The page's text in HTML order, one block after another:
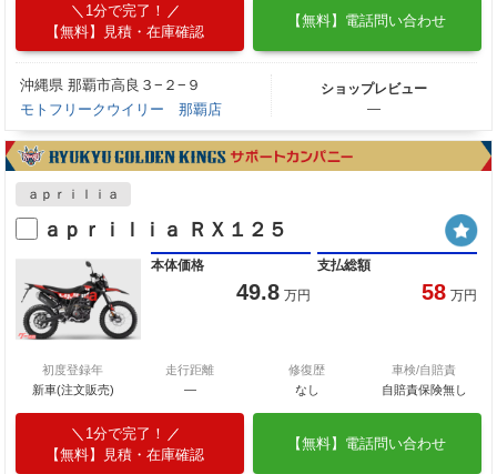
1分で完了！
【無料】見積・在庫確認
【無料】電話問い合わせ
沖縄県 那覇市高良３−２−９
モトフリークウイリー 那覇店
ショップレビュー
―
ａｐｒｉｌｉａ
ａｐｒｉｌｉａ ＲＸ１２５
本体価格
49.8 万円
支払総額
58 万円
初度登録年
新車(注文販売)
走行距離
―
修復歴
なし
車検/自賠責
自賠責保険無し
1分で完了！
【無料】見積・在庫確認
【無料】電話問い合わせ